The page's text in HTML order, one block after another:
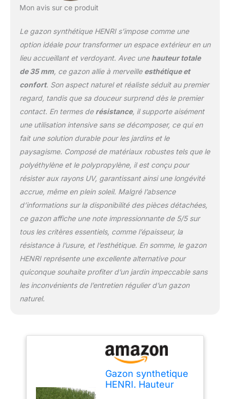
Mon avis sur ce produit
Le gazon synthétique HENRI s’impose comme une
option idéale pour transformer un espace extérieur en un
lieu accueillant et verdoyant. Avec une hauteur totale
de 35 mm, ce gazon allie à merveille esthétique et
confort. Son aspect naturel et réaliste séduit au premier
regard, tandis que sa douceur surprend dès le premier
contact. En termes de résistance, il supporte aisément
une utilisation intensive sans se décomposer, ce qui en
fait une solution durable pour les jardins et le
paysagisme. Composé de matériaux robustes tels que le
polyéthylène et le polypropylène, il est conçu pour
résister aux rayons UV, garantissant ainsi une longévité
accrue, même en plein soleil. Malgré l’absence
d’informations sur la disponibilité des pièces détachées,
ce gazon affiche une note impressionnante de 5/5 sur
tous les critères essentiels, comme l’épaisseur, la
résistance à l’usure, et l’esthétique. En somme, le gazon
HENRI représente une excellente alternative pour
quiconque souhaite profiter d’un jardin impeccable sans
les inconvénients de l’entretien régulier d’un gazon
naturel.
Gazon synthetique
HENRI. Hauteur